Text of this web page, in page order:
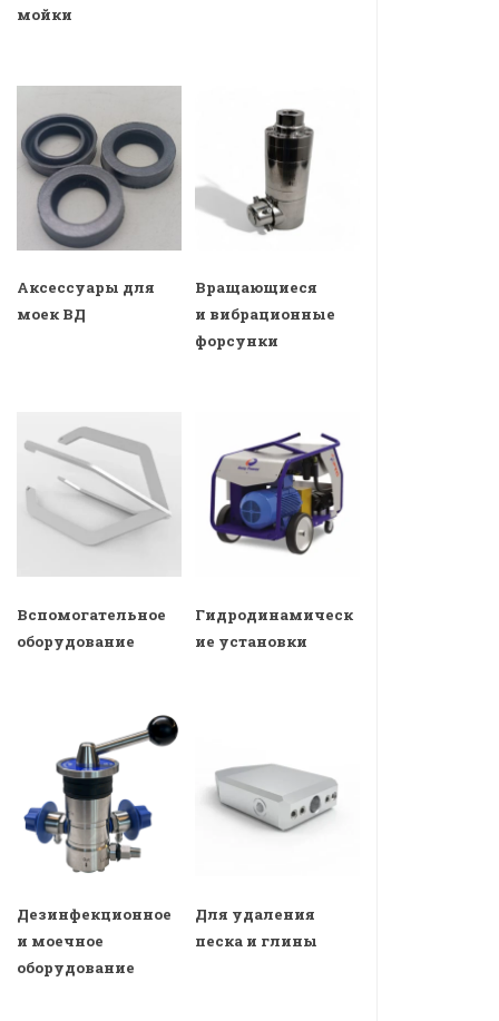
мойки
Аксессуары для
моек ВД
Вращающиеся
и вибрационные
форсунки
Вспомогательное
оборудование
Гидродинамическ
ие установки
Дезинфекционное
и моечное
оборудование
Для удаления
песка и глины